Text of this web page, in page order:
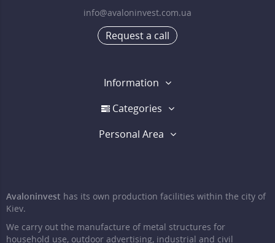
info@avaloninvest.com.ua
Request a call
Information
Categories
Personal Area
Avaloninvest has its own production facilities within the city of
Kiev.
We carry out the manufacture of metal structures for
household use, outdoor advertising, industrial and civil